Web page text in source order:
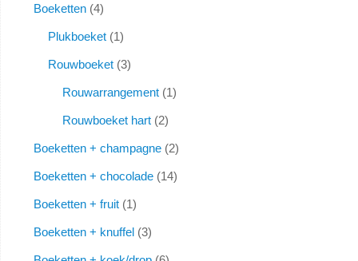
Boeketten 4
Plukboeket 1
Rouwboeket 3
Rouwarrangement 1
Rouwboeket hart 2
Boeketten + champagne 2
Boeketten + chocolade 14
Boeketten + fruit 1
Boeketten + knuffel 3